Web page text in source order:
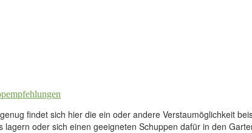
findet sich hier die ein oder andere Verstaumöglichkeit
oder sich einen geeigneten Schuppen dafür in den